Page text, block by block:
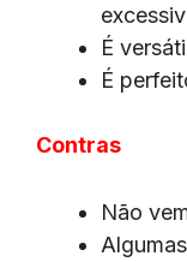
É
É
Contras
Não